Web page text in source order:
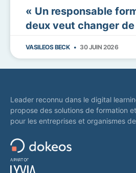
« Un responsable
deux veut changer de
VASILEOS BECK 30 JUIN 2026
Leader reconnu dans le digital
propose des solutions de formation
pour les entreprises et organismes